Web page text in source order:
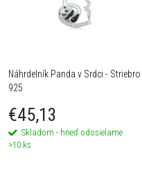
Náhrdelník Panda v Srdci - Striebro
925
€45,13
Skladom - hneď odosielame
>10 ks